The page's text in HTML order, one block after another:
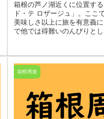
箱根の芦ノ湖近くに位置す
ド・テ ロザージュ」。ここ
美味しさ以上に旅を有意義
で他では得難いのんびりと
い。きっとお店を出たあと
箱根周遊